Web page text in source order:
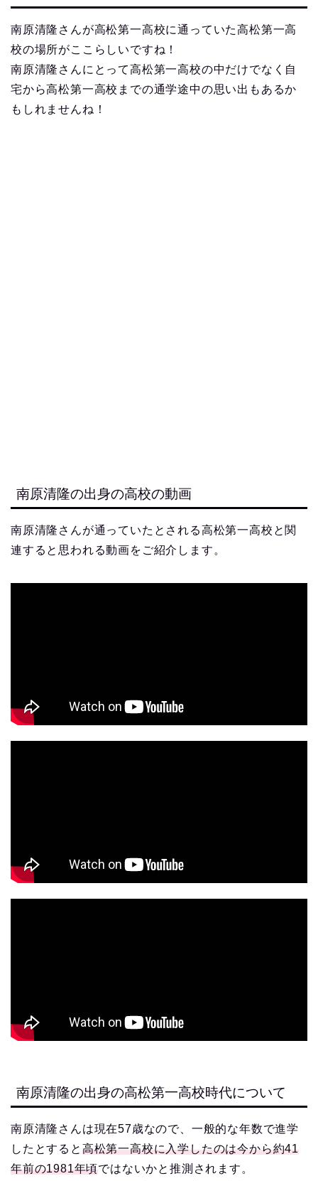
南原清隆さんが高松第一高校に通っていた高松第一高
校の場所がここらしいですね！
南原清隆さんにとって高松第一高校の中だけでなく自
宅から高松第一高校までの通学途中の思い出もあるか
もしれませんね！
南原清隆の出身の高校の動画
南原清隆さんが通っていたとされる高松第一高校と関
連すると思われる動画をご紹介します。
南原清隆の出身の高松第一高校時代について
南原清隆さんは現在57歳なので、一般的な年数で進学
したとすると 高松第一高校に入学したのは今から約41
年前の1981年頃ではないかと推測されます。